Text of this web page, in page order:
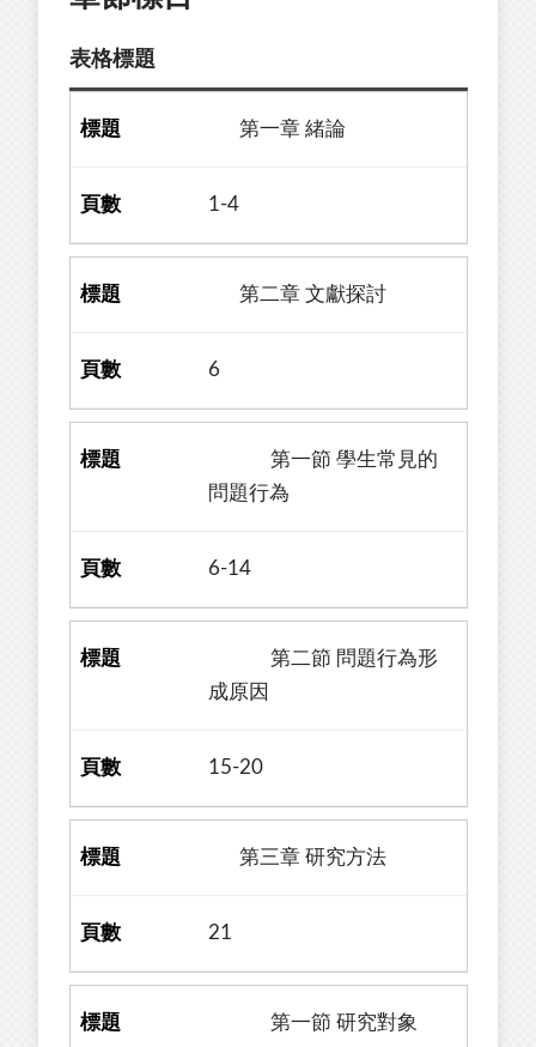
表格標題
第一章 緒論
1-4
第二章 文獻探討
6
第一節 學生常見的
問題行為
6-14
第二節 問題行為形
成原因
15-20
第三章 研究方法
21
第一節 研究對象